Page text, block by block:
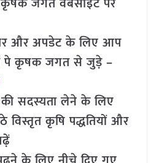
और अपडेट के लिए आप
पे कृषक जगत से जुड़े –
सदस्यता लेने के लिए
विस्तृत कृषि पद्धतियों और